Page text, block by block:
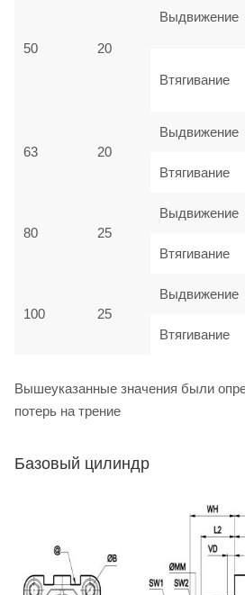
50 20
Выдвижение
Втягивание
63 20
Выдвижение
Втягивание
80 25
Выдвижение
Втягивание
100 25
Выдвижение
Втягивание
Вышеуказанные значения были
потерь на трение
Базовый цилиндр